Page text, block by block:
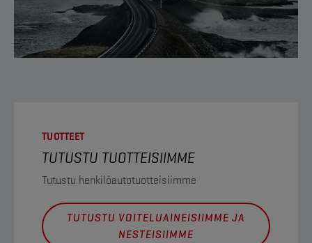
TUOTTEET
TUTUSTU TUOTTEISIIMME
Tutustu henkilöautotuotteisiimme
TUTUSTU VOITELUAINEISIIMME JA
NESTEISIIMME